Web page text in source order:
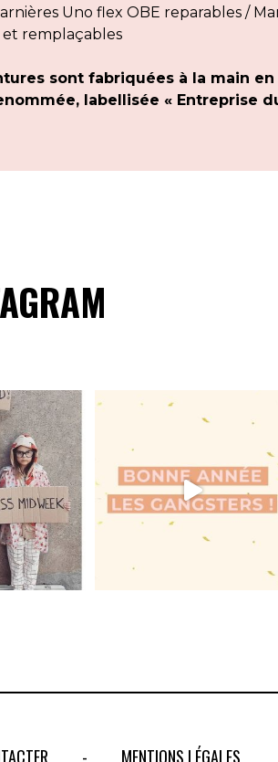
Uno flex OBE reparables /
remplaçables
sont fabriquées à la main en
labellisée « Entreprise
MENTIONS LÉGALES